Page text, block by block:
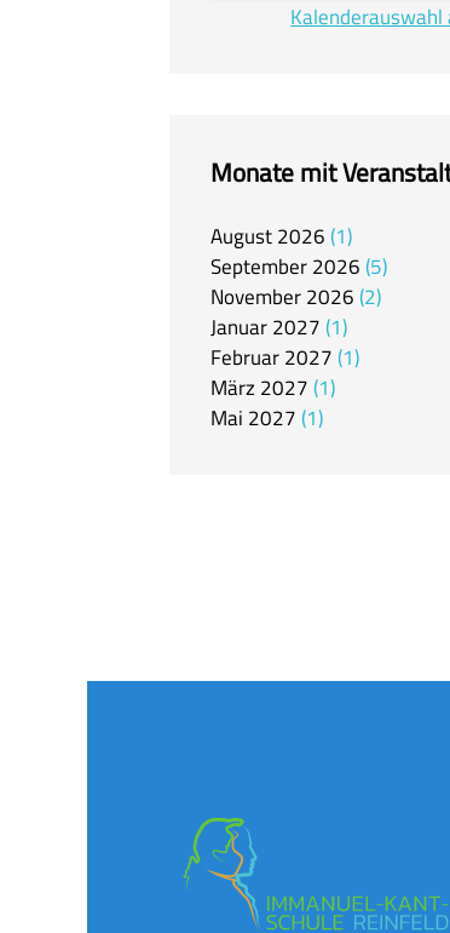
Kalenderauswahl
Monate mit
August2026 1
September2026 5
November2026 2
Januar2027 1
Februar2027 1
März 2027 1
Mai 2027 1